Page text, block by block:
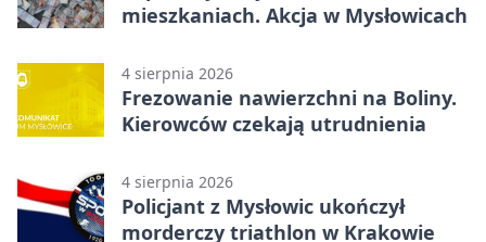
mieszkaniach. Akcja w Mysłowicach
4 sierpnia 2026
Frezowanie nawierzchni na Boliny.
Kierowców czekają utrudnienia
4 sierpnia 2026
Policjant z Mysłowic ukończył
morderczy triathlon w Krakowie